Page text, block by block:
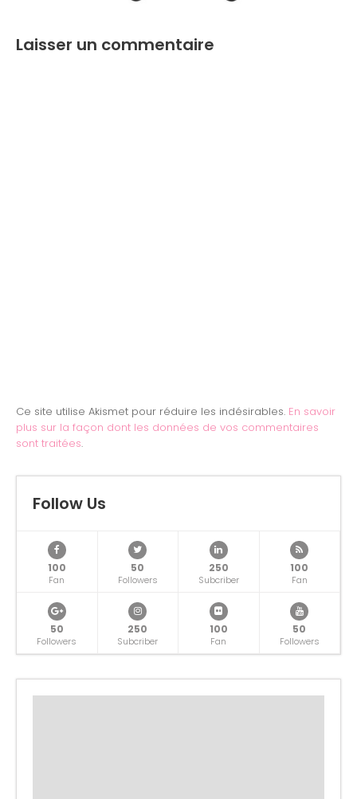
Laisser un commentaire
Ce site utilise Akismet pour réduire les indésirables. En savoir
plus sur la façon dont les données de vos commentaires
sont traitées.
Follow Us
100
Fan
50
Followers
250
Subcriber
100
Fan
50
Followers
250
Subcriber
100
Fan
50
Followers